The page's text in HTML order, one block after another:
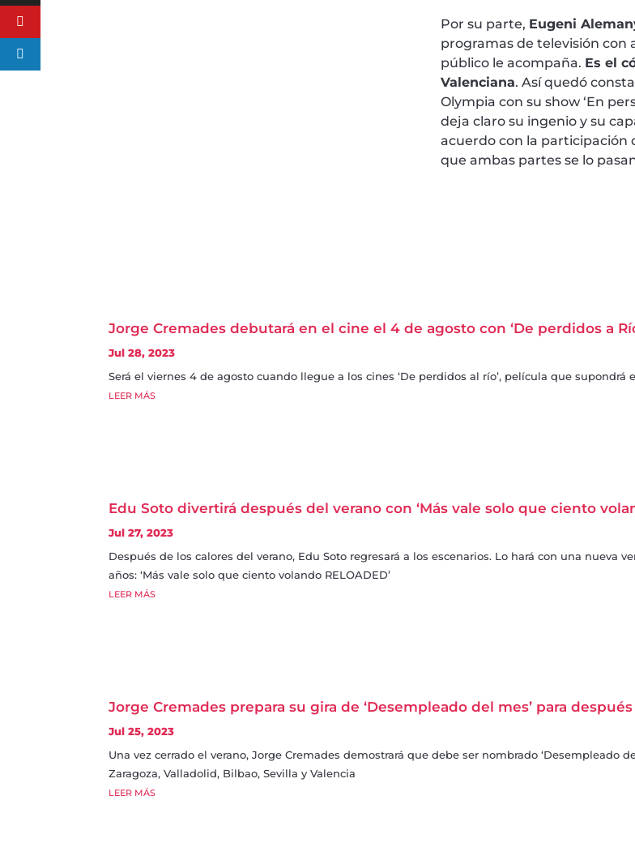
Por su parte, Eugeni
programas de televisión con
público le acompaña. Es el
Valenciana. Así quedó
Olympia con su show ‘En
deja claro su ingenio y su
acuerdo con la participación
que ambas partes se lo
Jorge Cremades debutará en el cine el 4 de agosto con ‘De perdidos a
Jul 28, 2023
Será el viernes 4 de agosto cuando llegue a los cines ‘De perdidos al río’, película que
LEER MÁS
Edu Soto divertirá después del verano con ‘Más vale solo que ciento
Jul 27, 2023
Después de los calores del verano, Edu Soto regresará a los escenarios. Lo hará con una
años: ‘Más vale solo que ciento volando RELOADED’
LEER MÁS
Jorge Cremades prepara su gira de ‘Desempleado del mes’ para
Jul 25, 2023
Una vez cerrado el verano, Jorge Cremades demostrará que debe ser nombrado ‘Desempleado
Zaragoza, Valladolid, Bilbao, Sevilla y Valencia
LEER MÁS